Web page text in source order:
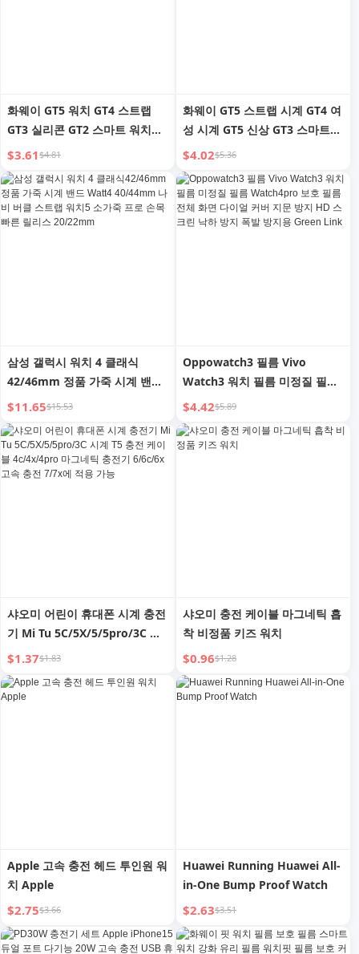
화웨이 GT5 워치 GT4 스트랩
GT3 실리콘 GT2 스마트 워치
3pro 워치 팔찌 4 스포츠 워치
gt5 액세서리 Watt4 기계식 패
턴 GT 스페셜 여성 2e 남성 버드
신상품 적용 가능
$3.61$4.81
화웨이 GT5 스트랩 시계 GT4 여
성 시계 GT5 신상 GT3 스마트
프로 시계 4 여성 와트 4 실리콘
GT2 걸스 5 GT1 여성 41 패션
창의적 GT 스포츠
$4.02$5.36
삼성 갤럭시 워치 4 클래식
42/46mm 정품 가죽 시계 밴드
Watt4 40/44mm 나비 버클 스
트랩 워치5 소가죽 프로 손목 빠
른 릴리스 20/22mm
$11.65$15.53
Oppowatch3 필름 Vivo
Watch3 워치 필름 미정질 필름
Watch4pro 보호 필름 전체 화
면 다이얼 커버 지문 방지 HD 스
크린 낙하 방지 폭발 방지용
$4.42$5.89
샤오미 어린이 휴대폰 시계 충전
기 Mi Tu 5C/5X/5/5pro/3C 시
계 T5 충전 케이블 4c/4x/4pro
마그네틱 충전기 6/6c/6x 고속
충전 7/7x에 적용 가능
$1.37$1.83
샤오미 충전 케이블 마그네틱 흡
착 비정품 키즈 워치
$0.96$1.28
Apple 고속 충전 헤드 투인원 워
치 Apple
$2.75$3.66
Huawei Running Huawei All-
in-One Bump Proof Watch
$2.63$3.51